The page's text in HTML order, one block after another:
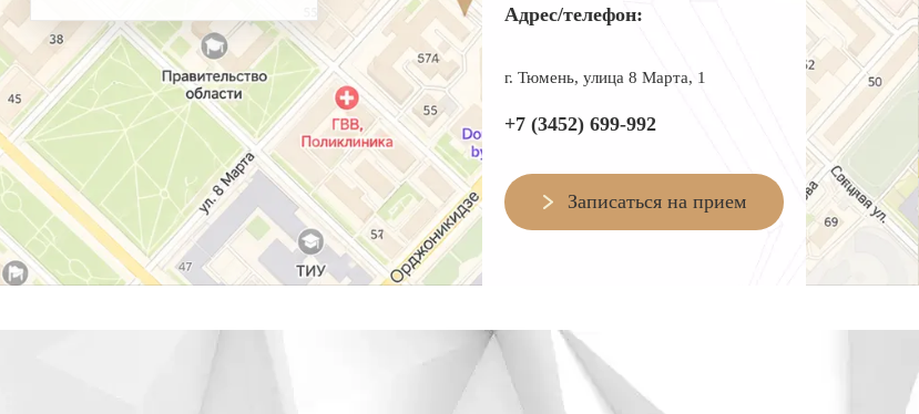
Адрес/телефон:
г. Тюмень, улица 8 Марта, 1
+7 (3452) 699-992
Записаться на прием